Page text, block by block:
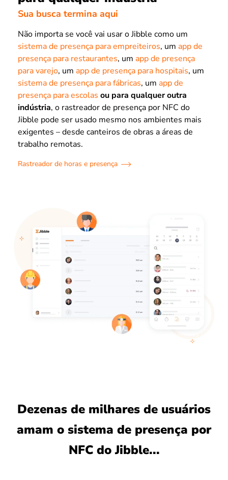
Sua busca termina aqui
Não importa se você vai usar o Jibble como um
sistema de presença para empreiteiros, um app de
presença para restaurantes, um app de presença
para varejo, um app de presença para hospitais, um
sistema de presença para fábricas, um app de
presença para escolas ou para qualquer outra
indústria, o rastreador de presença por NFC do
Jibble pode ser usado mesmo nos ambientes mais
exigentes – desde canteiros de obras a áreas de
trabalho remotas.
Rastreador de horas e presença
Dezenas de milhares de usuários
amam o sistema de presença por
NFC do Jibble...